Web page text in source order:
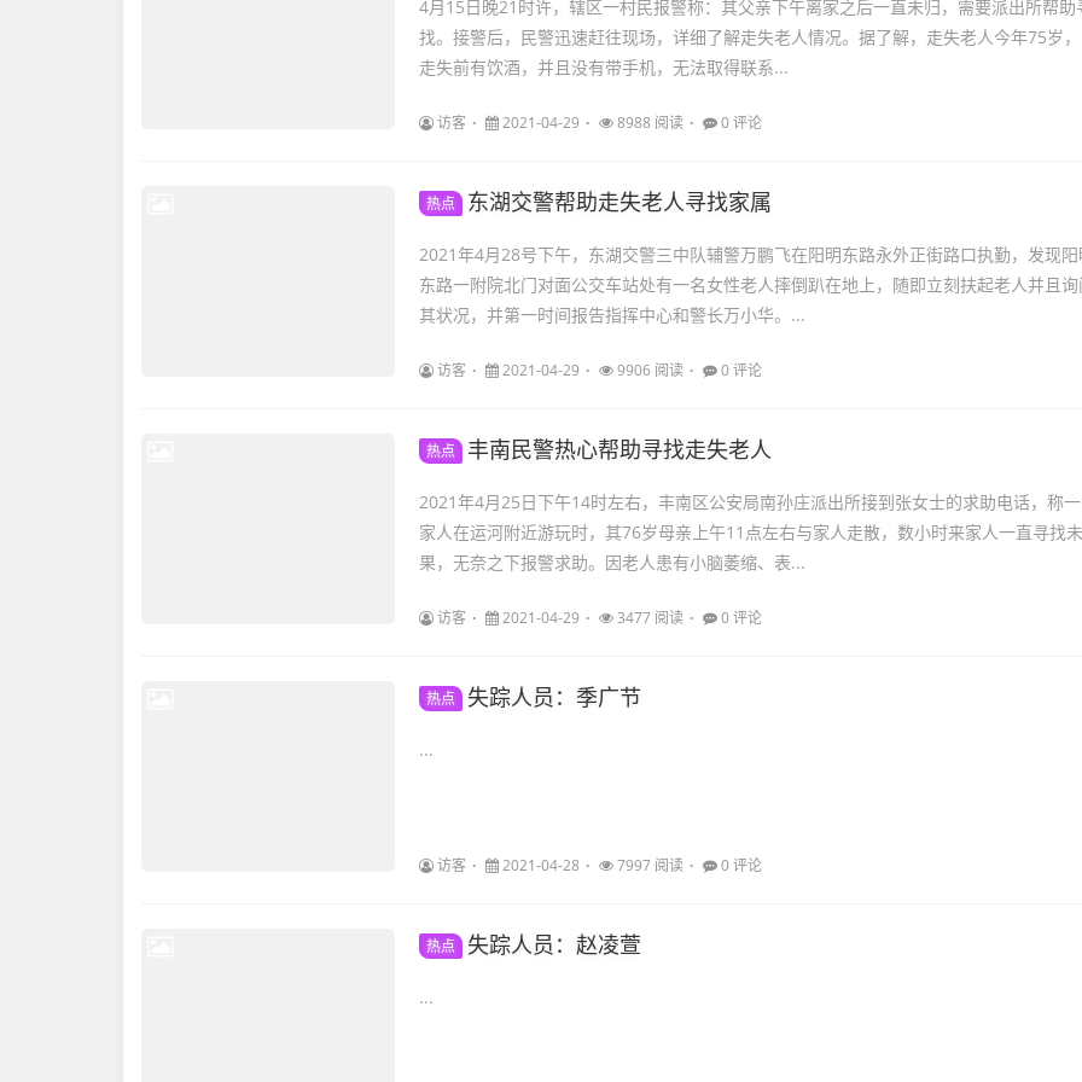
4月15日晚21时许，辖区一村民报警称：其父亲下午离家之后一直未归，需要派出所帮助
找。接警后，民警迅速赶往现场，详细了解走失老人情况。据了解，走失老人今年75岁，
走失前有饮酒，并且没有带手机，无法取得联系...
访客 2021-04-29 8988 阅读 0 评论
热点 东湖交警帮助走失老人寻找家属
2021年4月28号下午，东湖交警三中队辅警万鹏飞在阳明东路永外正街路口执勤，发现阳
东路一附院北门对面公交车站处有一名女性老人摔倒趴在地上，随即立刻扶起老人并且询
其状况，并第一时间报告指挥中心和警长万小华。...
访客 2021-04-29 9906 阅读 0 评论
热点 丰南民警热心帮助寻找走失老人
2021年4月25日下午14时左右，丰南区公安局南孙庄派出所接到张女士的求助电话，称一
家人在运河附近游玩时，其76岁母亲上午11点左右与家人走散，数小时来家人一直寻找未
果，无奈之下报警求助。因老人患有小脑萎缩、表...
访客 2021-04-29 3477 阅读 0 评论
热点 失踪人员：季广节
...
访客 2021-04-28 7997 阅读 0 评论
热点 失踪人员：赵凌萱
...